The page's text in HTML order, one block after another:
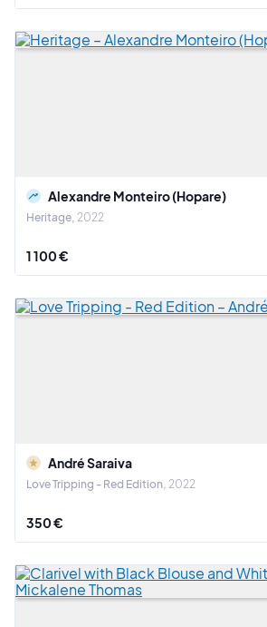
Alexandre Monteiro (Hopare)
Heritage 2022
1 100 €
André Saraiva
Love Tripping - Red Edition 2022
350 €